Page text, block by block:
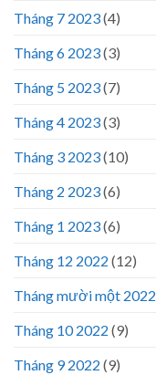
Tháng 7 2023(4)
Tháng 6 2023(3)
Tháng 5 2023(7)
Tháng 4 2023(3)
Tháng 3 2023(10)
Tháng 2 2023(6)
Tháng 1 2023(6)
Tháng 12 2022 (12)
Tháng mười một 2022
Tháng 10 2022 (9)
Tháng 9 2022 (9)